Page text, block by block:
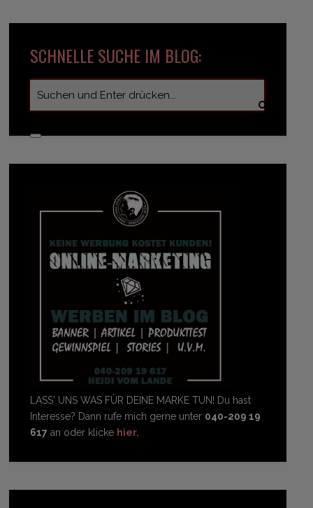
SCHNELLE SUCHE IM BLOG:
LASS' UNS WAS FÜR DEINE MARKE TUN! Du hast
Interesse? Dann rufe mich gerne unter 040-209 19
617 an oder klicke hier.